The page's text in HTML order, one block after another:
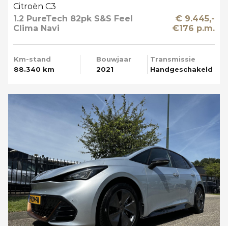
Citroën C3
1.2 PureTech 82pk S&S Feel
Clima Navi
€ 9.445,-
€176 p.m.
Km-stand
88.340 km
Bouwjaar
2021
Transmissie
Handgeschakeld